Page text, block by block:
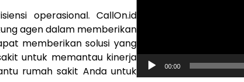
operasional. CallOn.id
agen dalam memberikan
memberikan solusi yang
untuk memantau kinerja
rumah sakit Anda untuk
00:00